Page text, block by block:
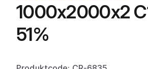
1000x2000x2
51%